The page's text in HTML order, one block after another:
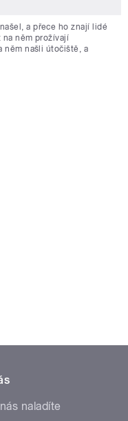
a přece ho znají lidé
něm prožívají
něm našli útočiště, a
naladíte